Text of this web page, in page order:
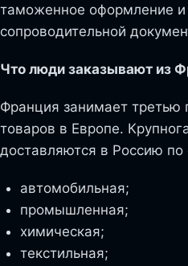
таможенное оформление и
сопроводительной
Что люди заказывают из
Франция занимает третью
товаров в Европе.
доставляются в Россию
автомобильная;
промышленная;
химическая;
текстильная;